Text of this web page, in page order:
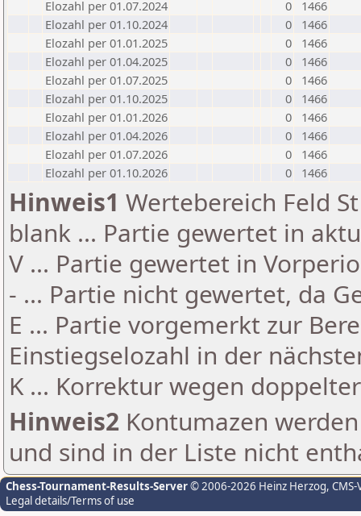
Elozahl per 01.07.2024
0
1466
Elozahl per 01.10.2024
0
1466
Elozahl per 01.01.2025
0
1466
Elozahl per 01.04.2025
0
1466
Elozahl per 01.07.2025
0
1466
Elozahl per 01.10.2025
0
1466
Elozahl per 01.01.2026
0
1466
Elozahl per 01.04.2026
0
1466
Elozahl per 01.07.2026
0
1466
Elozahl per 01.10.2026
0 1466
Hinweis1 Wertebereich Feld
blank ... Partie gewertet in
V ... Partie gewertet in
- ... Partie nicht gewertet, da
E ... Partie vorgemerkt zur
Einstiegselozahl in der
K ... Korrektur wegen
Hinweis2 Kontumazen
und sind in der Liste nicht
Chess-Tournament-Results-Server© 2006-2026 Heinz Herzog,
Legal details/Terms of use